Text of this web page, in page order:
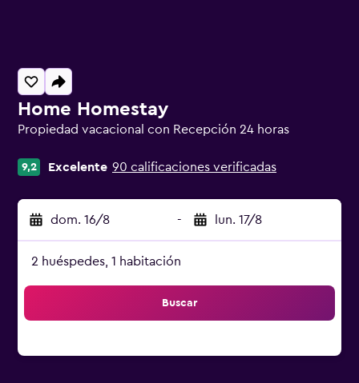
Home Homestay
Propiedad vacacional con Recepción 24 horas
9,2 Excelente 90 calificaciones verificadas
dom. 16/8 - lun. 17/8
2 huéspedes, 1 habitación
Buscar